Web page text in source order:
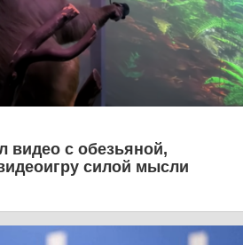
видео с обезьяной,
силой мысли